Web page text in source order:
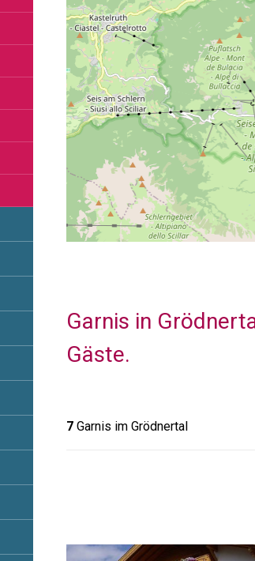
Garnis in
Gäste.
7 Garnis im Grödnertal